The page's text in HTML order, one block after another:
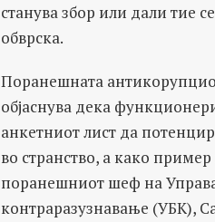
станува збор или дали тие
обврска.
Поранешната
објаснува дека
анкетниот лист да
во странство, а како
поранешниот шеф на
контраразузнавање (УБК),